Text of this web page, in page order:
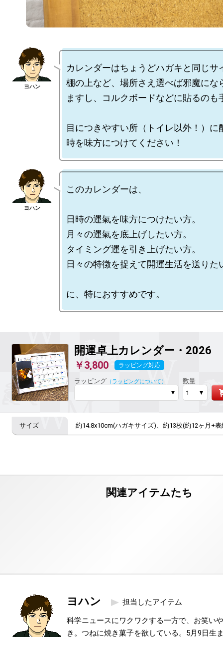
カレンダーはちょうどハガキと同じサ
棚の上など、場所さえ選べば邪魔にな
ますし、コルクボードなどに貼るのも
目につきやすい所（トイレ以外！）に
このカレンダーは、
日時の運氣を味方につけたい方。
月々の運氣を底上げしたい方。
タイミング運を引き上げたい方。
日々の特徴を捉えて開運生活を送りた
開運卓上カレンダー・2026
￥3,800 ラッピング対応
ラッピング （ ラッピングについて ） 数量
約14.8x10cm(ハガキサイズ)、約13枚(約12ヶ月+
ヨハン 担当したアイテム
科学ニュースにワクワクする一方で、お笑い
き。つねに焼き菓子を欲している。5月9日生